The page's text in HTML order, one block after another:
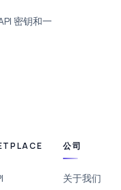
密钥和一
公司
关于我们